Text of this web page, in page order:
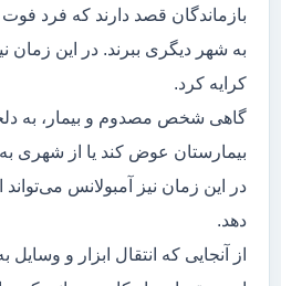
بازماندگان قصد دارند که فرد
به شهر دیگری ببرند. در این زمان
کرایه کرد.
گاهی شخص مصدوم و بیمار، به
بیمارستان عوض کند یا از شهری
در این زمان نیز آمبولانس می‌تواند
دهد.
از آنجایی که انتقال ابزار و